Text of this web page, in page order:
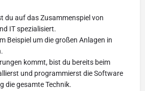
du auf das Zusammenspiel von
IT spezialisiert.
Beispiel um die großen Anlagen in
kommt, bist du bereits beim
und programmierst die Software
die gesamte Technik.